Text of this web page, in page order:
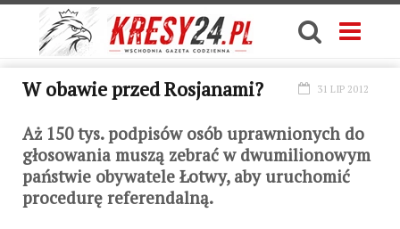
W obawie przed Rosjanami? 31 LIP 2012
Aż 150 tys. podpisów osób uprawnionych do
głosowania muszą zebrać w dwumilionowym
państwie obywatele Łotwy, aby uruchomić
procedurę referendalną.